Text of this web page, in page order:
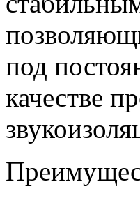
под
качестве